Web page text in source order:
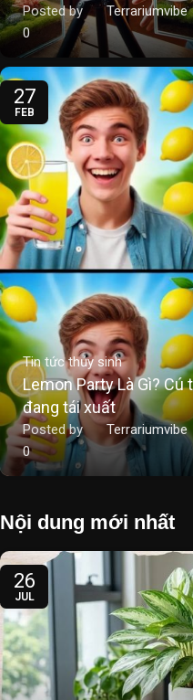
Posted by
Terrariumvibe
0
27
FEB
Tin tức thủy sinh
Lemon Party Là Gì?
đang tái xuất
Posted by
Terrariumvibe
0
Nội dung mới nhất
26
JUL